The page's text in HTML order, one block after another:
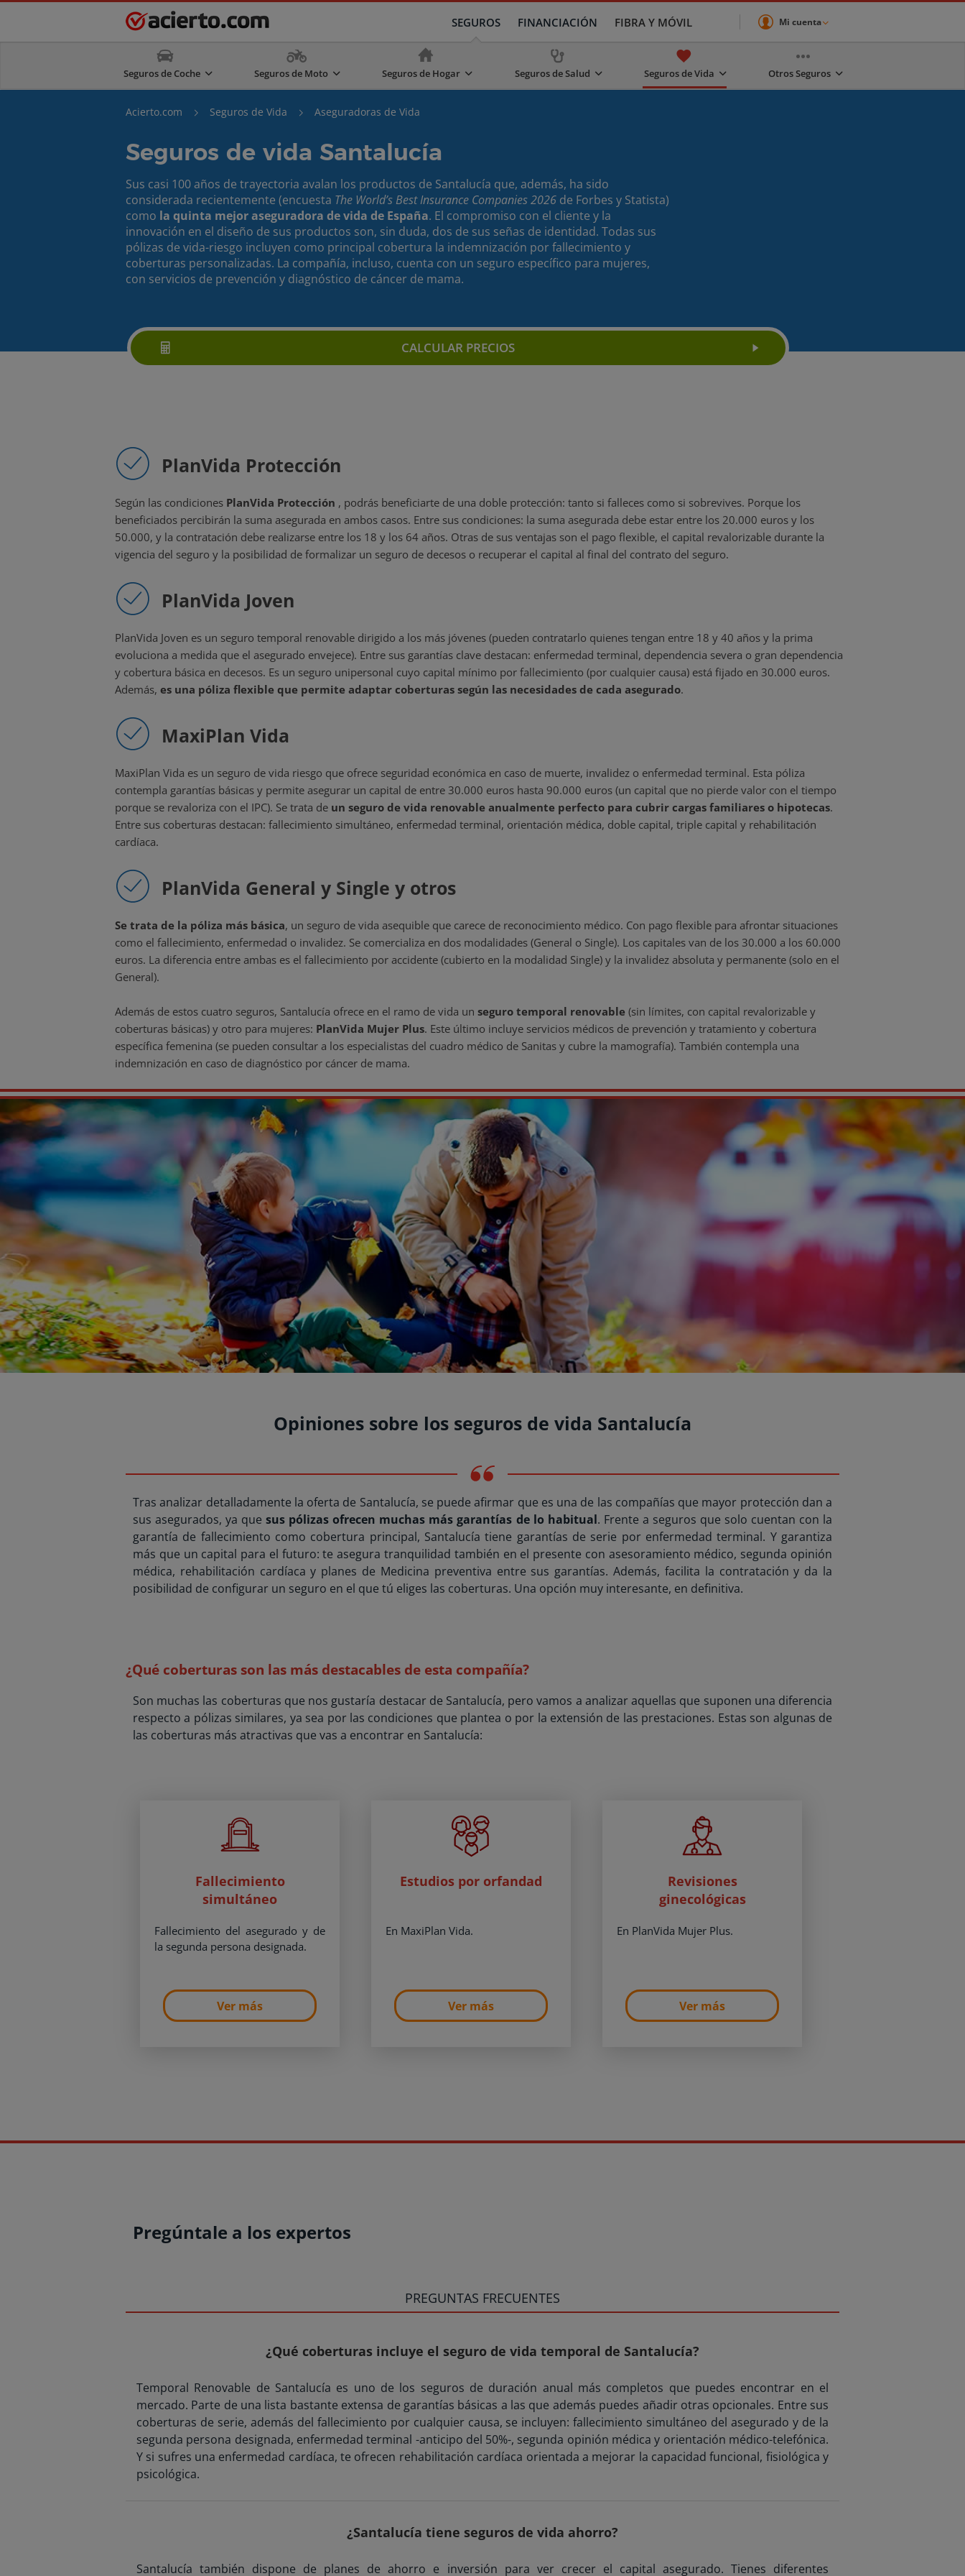
SEGUROS FINANCIACIÓN FIBRA Y MÓVIL Mi cuenta
Seguros de Coche Seguros de Moto Seguros de Hogar Seguros de Salud Seguros de Vida Otros Seguros
Acierto.com Seguros de Vida Aseguradoras de Vida
Seguros de vida Santalucía
Sus casi 100 años de trayectoria avalan los productos de Santalucía que, además, ha sido
considerada recientemente (encuesta The World’s Best Insurance Companies 2026 de Forbes y Statista)
como la quinta mejor aseguradora de vida de España. El compromiso con el cliente y la
innovación en el diseño de sus productos son, sin duda, dos de sus señas de identidad. Todas sus
pólizas de vida-riesgo incluyen como principal cobertura la indemnización por fallecimiento y
coberturas personalizadas. La compañía, incluso, cuenta con un seguro específico para mujeres,
con servicios de prevención y diagnóstico de cáncer de mama.
CALCULAR PRECIOS
PlanVida Protección
Según las condiciones PlanVida Protección , podrás beneficiarte de una doble protección: tanto si falleces como si sobrevives. Porque los
beneficiados percibirán la suma asegurada en ambos casos. Entre sus condiciones: la suma asegurada debe estar entre los 20.000 euros y los
50.000, y la contratación debe realizarse entre los 18 y los 64 años. Otras de sus ventajas son el pago flexible, el capital revalorizable durante la
vigencia del seguro y la posibilidad de formalizar un seguro de decesos o recuperar el capital al final del contrato del seguro.
PlanVida Joven
PlanVida Joven es un seguro temporal renovable dirigido a los más jóvenes (pueden contratarlo quienes tengan entre 18 y 40 años y la prima
evoluciona a medida que el asegurado envejece). Entre sus garantías clave destacan: enfermedad terminal, dependencia severa o gran dependencia
y cobertura básica en decesos. Es un seguro unipersonal cuyo capital mínimo por fallecimiento (por cualquier causa) está fijado en 30.000 euros.
Además, es una póliza flexible que permite adaptar coberturas según las necesidades de cada asegurado.
MaxiPlan Vida
MaxiPlan Vida es un seguro de vida riesgo que ofrece seguridad económica en caso de muerte, invalidez o enfermedad terminal. Esta póliza
contempla garantías básicas y permite asegurar un capital de entre 30.000 euros hasta 90.000 euros (un capital que no pierde valor con el tiempo
porque se revaloriza con el IPC). Se trata de un seguro de vida renovable anualmente perfecto para cubrir cargas familiares o hipotecas.
Entre sus coberturas destacan: fallecimiento simultáneo, enfermedad terminal, orientación médica, doble capital, triple capital y rehabilitación
cardíaca.
PlanVida General y Single y otros
Se trata de la póliza más básica, un seguro de vida asequible que carece de reconocimiento médico. Con pago flexible para afrontar situaciones
como el fallecimiento, enfermedad o invalidez. Se comercializa en dos modalidades (General o Single). Los capitales van de los 30.000 a los 60.000
euros. La diferencia entre ambas es el fallecimiento por accidente (cubierto en la modalidad Single) y la invalidez absoluta y permanente (solo en el
General).
Además de estos cuatro seguros, Santalucía ofrece en el ramo de vida un seguro temporal renovable (sin límites, con capital revalorizable y
coberturas básicas) y otro para mujeres: PlanVida Mujer Plus. Este último incluye servicios médicos de prevención y tratamiento y cobertura
específica femenina (se pueden consultar a los especialistas del cuadro médico de Sanitas y cubre la mamografía). También contempla una
indemnización en caso de diagnóstico por cáncer de mama.
Opiniones sobre los seguros de vida Santalucía
Tras analizar detalladamente la oferta de Santalucía, se puede afirmar que es una de las compañías que mayor protección dan a
sus asegurados, ya quesus pólizas ofrecen muchas más garantías de lo habitual. Frente a seguros que solo cuentan con la
garantía de fallecimiento como cobertura principal, Santalucía tiene garantías de serie por enfermedad terminal. Y garantiza
más que un capital para el futuro: te asegura tranquilidad también en el presente con asesoramiento médico, segunda opinión
médica, rehabilitación cardíaca y planes de Medicina preventiva entre sus garantías. Además, facilita la contratación y da la
posibilidad de configurar un seguro en el que tú eliges las coberturas. Una opción muy interesante, en definitiva.
¿Qué coberturas son las más destacables de esta compañía?
Son muchas las coberturas que nos gustaría destacar de Santalucía, pero vamos a analizar aquellas que suponen una diferencia
respecto a pólizas similares, ya sea por las condiciones que plantea o por la extensión de las prestaciones. Estas son algunas de
las coberturas más atractivas que vas a encontrar en Santalucía:
Fallecimiento
simultáneo
Fallecimiento del asegurado y de
la segunda persona designada.
Ver más
Estudios por orfandad
En MaxiPlan Vida.
Ver más
Revisiones
ginecológicas
En PlanVida Mujer Plus.
Ver más
Pregúntale a los expertos
PREGUNTAS FRECUENTES
¿Qué coberturas incluye el seguro de vida temporal de Santalucía?
Temporal Renovable de Santalucía es uno de los seguros de duración anual más completos que puedes encontrar en el
mercado. Parte de una lista bastante extensa de garantías básicas a las que además puedes añadir otras opcionales. Entre sus
coberturas de serie, además del fallecimiento por cualquier causa, se incluyen: fallecimiento simultáneo del asegurado y de la
segunda persona designada, enfermedad terminal -anticipo del 50%-, segunda opinión médica y orientación médico-telefónica.
Y si sufres una enfermedad cardíaca, te ofrecen rehabilitación cardíaca orientada a mejorar la capacidad funcional, fisiológica y
psicológica.
¿Santalucía tiene seguros de vida ahorro?
Santalucía también dispone de planes de ahorro e inversión para ver crecer el capital asegurado. Tienes diferentes